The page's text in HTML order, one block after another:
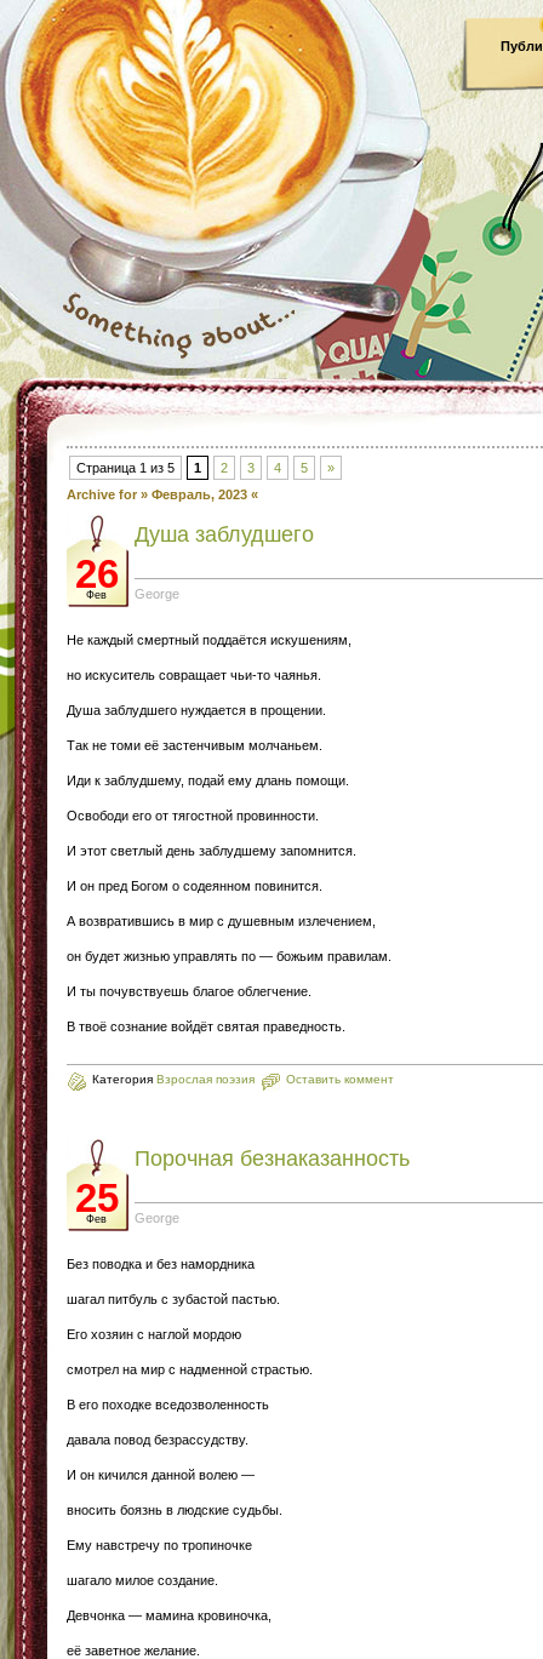
Страница 1 из 5 1 2 3 4 5
»
Archive for » Февраль, 2023 «
26
Фев
Душа заблудшего
George
Не каждый смертный поддаётся искушениям,
но искуситель совращает чьи-то чаянья.
Душа заблудшего нуждается в прощении.
Так не томи её застенчивым молчаньем.
Иди к заблудшему, подай ему длань помощи.
Освободи его от тягостной провинности.
И этот светлый день заблудшему запомнится.
И он пред Богом о содеянном повинится.
А возвратившись в мир с душевным излечением,
он будет жизнью управлять по — божьим правилам.
И ты почувствуешь благое облегчение.
В твоё сознание войдёт святая праведность.
Категория Взрослая поэзия Оставить коммент
25
Фев
Порочная безнаказанность
George
Без поводка и без намордника
шагал питбуль с зубастой пастью.
Его хозяин с наглой мордою
смотрел на мир с надменной страстью.
В его походке вседозволенность
давала повод безрассудству.
И он кичился данной волею —
вносить боязнь в людские судьбы.
Ему навстречу по тропиночке
шагало милое создание.
Девчонка — мамина кровиночка,
её заветное желание.